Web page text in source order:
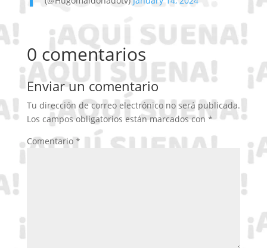
0 comentarios
Enviar un comentario
Tu dirección de correo electrónico no será publicada.
Los campos obligatorios están marcados con *
Comentario *